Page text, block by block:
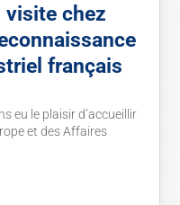
visite chez
français
eu le plaisir d’accueillir
et des Affaires